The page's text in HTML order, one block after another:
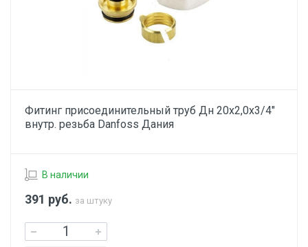
Фитинг присоединительный труб Дн 20х2,0х3/4"
внутр. резьба Danfoss Дания
В наличии
391 руб. за штуку